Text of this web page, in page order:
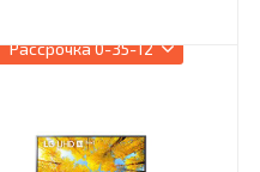
Рассрочка0-35-12